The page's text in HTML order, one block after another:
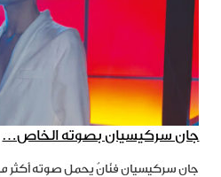
جان سركيسيان بصوته الخاص…
جان سركيسيان فنّانٌ يحمل صوته أكثر